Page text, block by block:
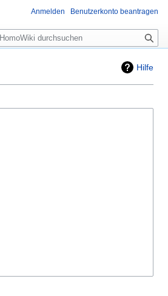
Hilfe
Anmelden Benutzerkonto beantragen